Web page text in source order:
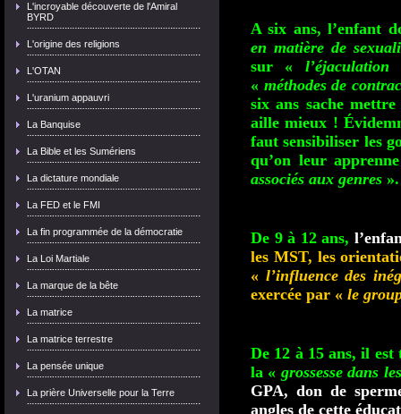
L'incroyable découverte de l'Amiral
BYRD
L'origine des religions
L'OTAN
L'uranium appauvri
La Banquise
La Bible et les Sumériens
La dictature mondiale
La FED et le FMI
La fin programmée de la démocratie
La Loi Martiale
La marque de la bête
La matrice
La matrice terrestre
La pensée unique
La prière Universelle pour la Terre
A six ans, l’enfant
en matière de
sur «
« méthodes de
six ans sache
aille mieux !
faut sensibiliser les
qu’on leur
associés aux genres ».
De 9 à 12 ans,
les MST, les
« l’influence des
exercée par « le
De 12 à 15 ans, il est
la « grossesse dans
GPA, don de
angles de cette